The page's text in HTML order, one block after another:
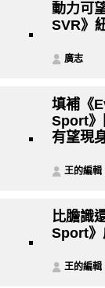
動力可
SVR》
廣志
填補《
Sport》
有望現
王的編輯
比膽識
Sport》
王的編輯